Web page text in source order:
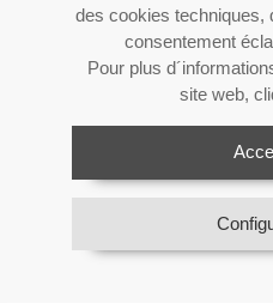
des cookies techniques,
consentement
Pour plus
site web,